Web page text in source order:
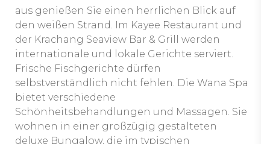
aus genießen Sie einen herrlichen Blick auf
den weißen Strand. Im Kayee Restaurant und
der Krachang Seaview Bar & Grill werden
internationale und lokale Gerichte serviert.
Frische Fischgerichte dürfen
selbstverständlich nicht fehlen. Die Wana Spa
bietet verschiedene
Schönheitsbehandlungen und Massagen. Sie
wohnen in einer großzügig gestalteten
deluxe Bungalow, die im typischen